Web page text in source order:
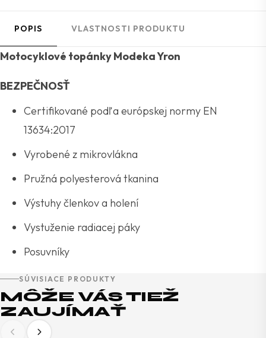
POPIS VLASTNOSTI PRODUKTU
Motocyklové topánky Modeka Yron
BEZPEČNOSŤ
Certifikované podľa európskej normy EN
13634:2017
Vyrobené z mikrovlákna
Pružná polyesterová tkanina
Výstuhy členkov a holení
Vystuženie radiacej páky
Posuvníky
SÚVISIACE PRODUKTY
MÔŽE VÁS TIEŽ
ZAUJÍMAŤ